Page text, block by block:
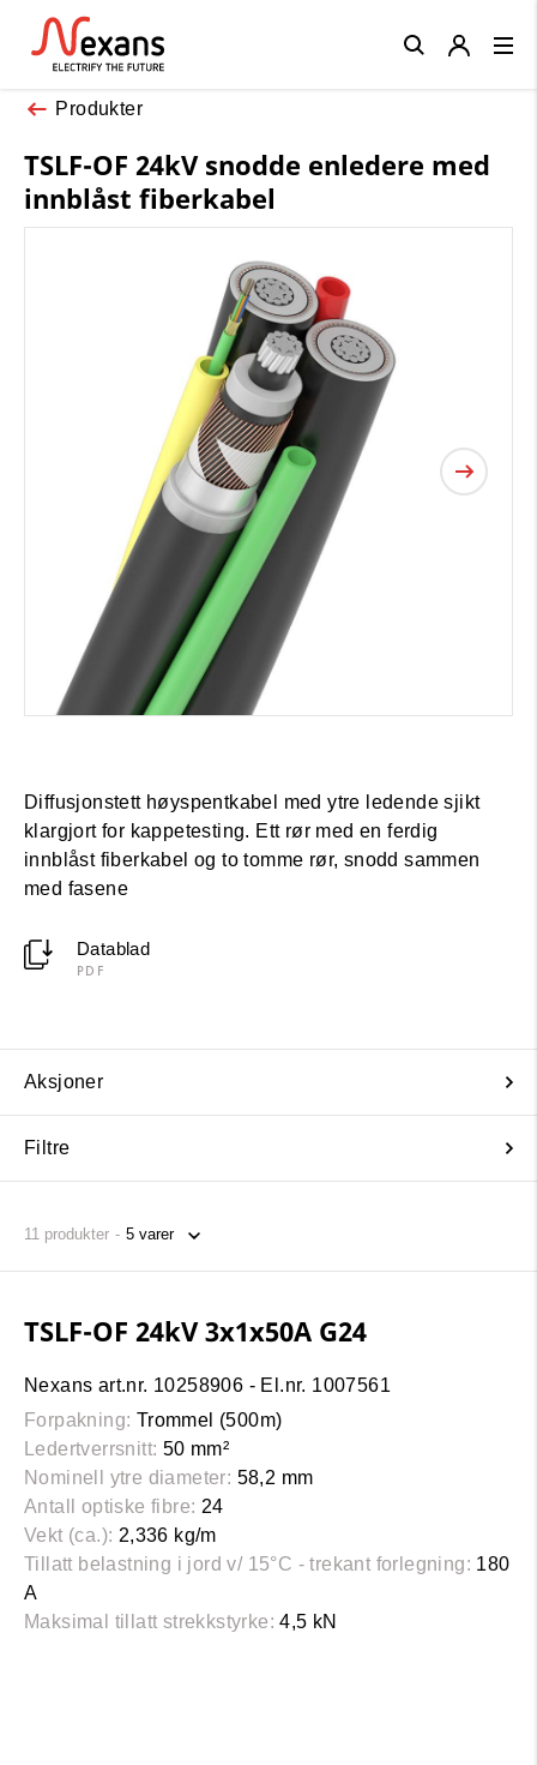
Produkter
TSLF-OF 24kV snodde enledere med
innblåst fiberkabel
Diffusjonstett høyspentkabel med ytre ledende sjikt
klargjort for kappetesting. Ett rør med en ferdig
innblåst fiberkabel og to tomme rør, snodd sammen
med fasene
Datablad
PDF
Aksjoner
Filtre
11 produkter
TSLF-OF 24kV 3x1x50A G24
Nexans art.nr. 10258906 - El.nr. 1007561
Forpakning: Trommel (500m)
Ledertverrsnitt: 50 mm²
Nominell ytre diameter: 58,2 mm
Antall optiske fibre: 24
Vekt (ca.): 2,336 kg/m
Tillatt belastning i jord v/ 15°C - trekant forlegning: 180
A
Maksimal tillatt strekkstyrke: 4,5 kN
Close